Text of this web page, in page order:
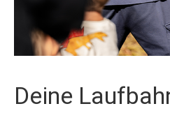
Deine